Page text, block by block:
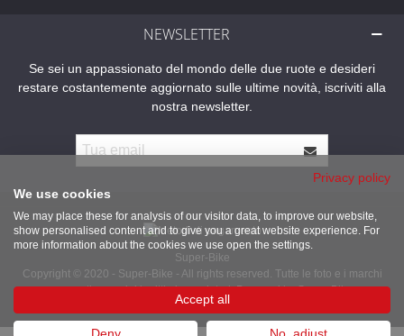
NEWSLETTER
Se sei un appassionato del mondo delle due ruote e desideri
restare costantemente aggiornato sulle ultime novità, iscriviti alla
nostra newsletter.
Super-Bike
Copyright © 2020 - Super-Bike - All rights reserved. Tutte le foto e i marchi
presenti sono dei legittimi proprietari. Powered by Super-Bike
Privacy policy
We use cookies
We may place these for analysis of our visitor data, to improve our website,
show personalised content and to give you a great website experience. For
more information about the cookies we use open the settings.
Accept all